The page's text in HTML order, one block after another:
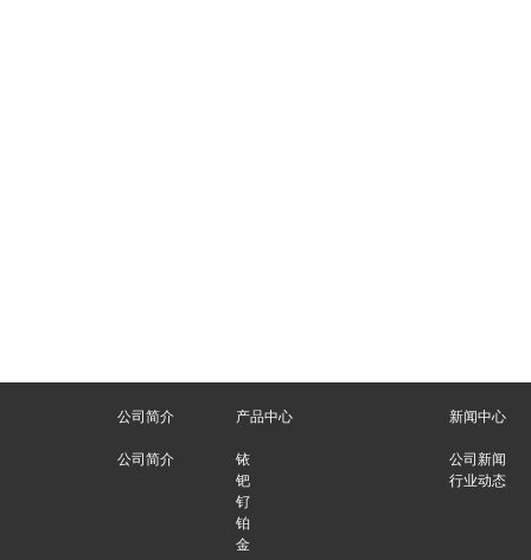
公司简介 产品中心 新闻中心
公司简介 铱
公司新闻
钯
行业动态
钌
铂
金